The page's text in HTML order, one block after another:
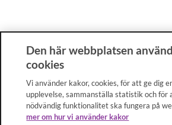
Den här webbplatsen
cookies
Vi använder kakor, cookies, för att ge dig
upplevelse, sammanställa statistik och för
nödvändig funktionalitet ska fungera på
mer om hur vi använder kakor